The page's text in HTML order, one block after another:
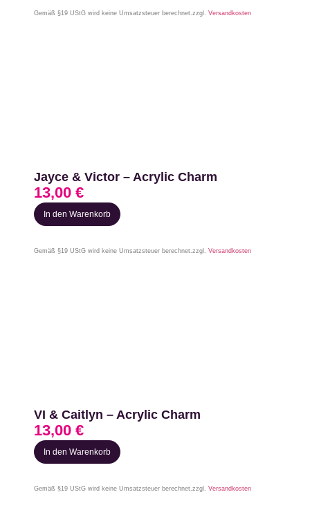
Gemäß §19 UStG wird keine Umsatzsteuer berechnet.zzgl. Versandkosten
Jayce & Victor – Acrylic Charm
In den Warenkorb
13,00 €
Gemäß §19 UStG wird keine Umsatzsteuer berechnet.zzgl. Versandkosten
VI & Caitlyn – Acrylic Charm
In den Warenkorb
13,00 €
Gemäß §19 UStG wird keine Umsatzsteuer berechnet.zzgl. Versandkosten